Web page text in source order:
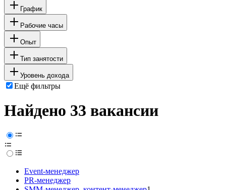
График
Рабочие часы
Опыт
Тип занятости
Уровень дохода
Ещё фильтры
Найдено 33 вакансии
Event-менеджер
PR-менеджер